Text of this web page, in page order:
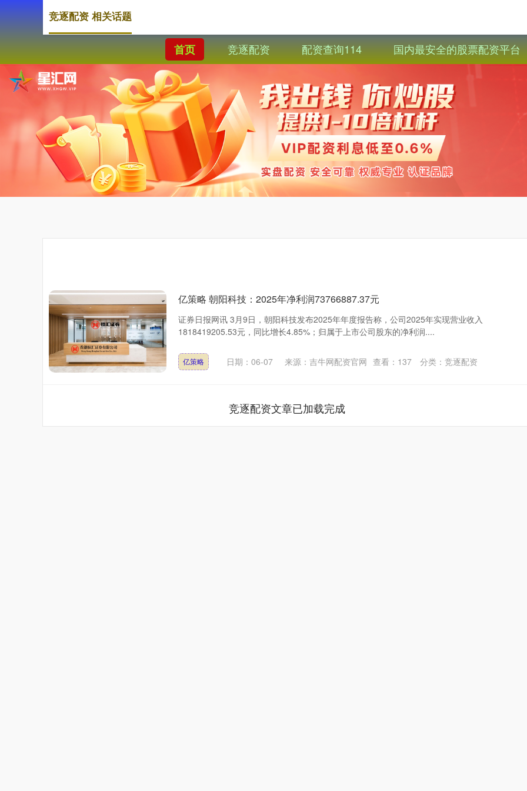
首页 竞逐配资 配资查询114 国内最安全的股票配资平台
竞逐配资 相关话题
亿策略 朝阳科技：2025年净利润73766887.37元
证券日报网讯 3月9日，朝阳科技发布2025年年度报告称，公司2025年实现营业收入
1818419205.53元，同比增长4.85%；归属于上市公司股东的净利润....
亿策略 日期：06-07 来源：吉牛网配资官网 查看： 137 分类： 竞逐配资
竞逐配资文章已加载完成